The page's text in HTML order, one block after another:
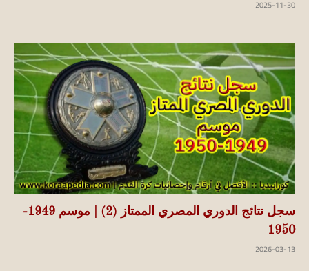
2025-11-30
سجل نتائج الدوري المصري الممتاز (2) | موسم 1949-
1950
2026-03-13